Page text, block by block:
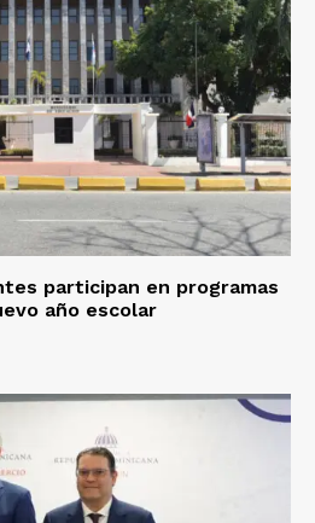
participan en programas
año escolar